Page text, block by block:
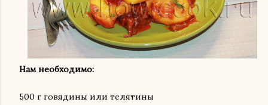
Нам необходимо:
500 г говядины или телятины